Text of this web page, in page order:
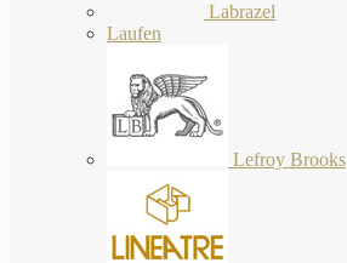
Labrazel
Laufen
Lefroy Brooks